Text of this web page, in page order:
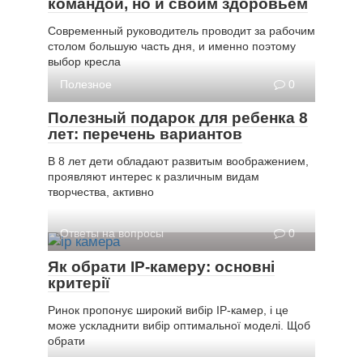
командой, но и своим здоровьем
Современный руководитель проводит за рабочим
столом большую часть дня, и именно поэтому
выбор кресла
Полезное
0
Полезный подарок для ребенка 8
лет: перечень вариантов
В 8 лет дети обладают развитым воображением,
проявляют интерес к различным видам
творчества, активно
Ответы на вопросы 0
Як обрати IP-камеру: основні
критерії
Ринок пропонує широкий вибір IP-камер, і це
може ускладнити вибір оптимальної моделі. Щоб
обрати